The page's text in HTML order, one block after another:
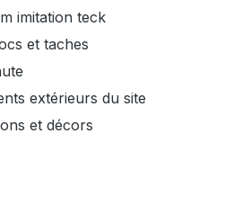
imitation teck
et taches
extérieurs du site
et décors